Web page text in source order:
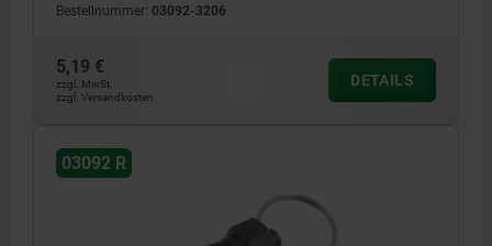
Bestellnummer: 03092-3206
5,19 €
zzgl. MwSt.
zzgl. Versandkosten
DETAILS
03092 R